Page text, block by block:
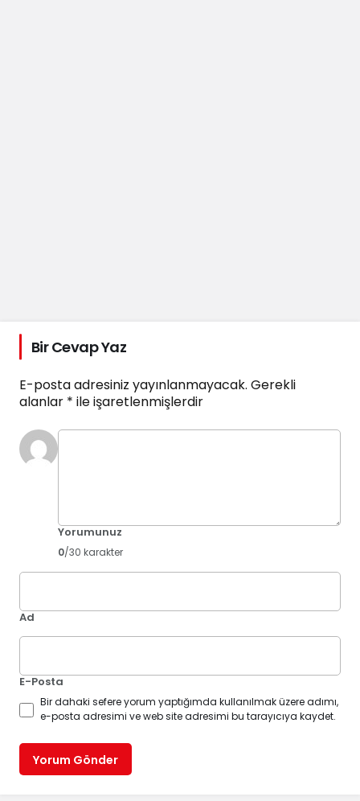
Bir Cevap Yaz
E-posta adresiniz yayınlanmayacak. Gerekli
alanlar * ile işaretlenmişlerdir
Yorumunuz
0/30 karakter
Ad
E-Posta
Bir dahaki sefere yorum yaptığımda kullanılmak üzere adımı,
e-posta adresimi ve web site adresimi bu tarayıcıya kaydet.
Yorum Gönder